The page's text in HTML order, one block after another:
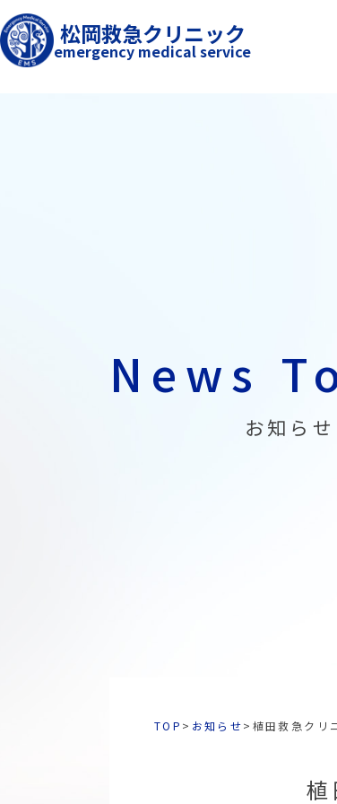
松岡救急クリニック
emergency medical service
News
お知らせ
TOP > お知らせ> 植田救急クリ